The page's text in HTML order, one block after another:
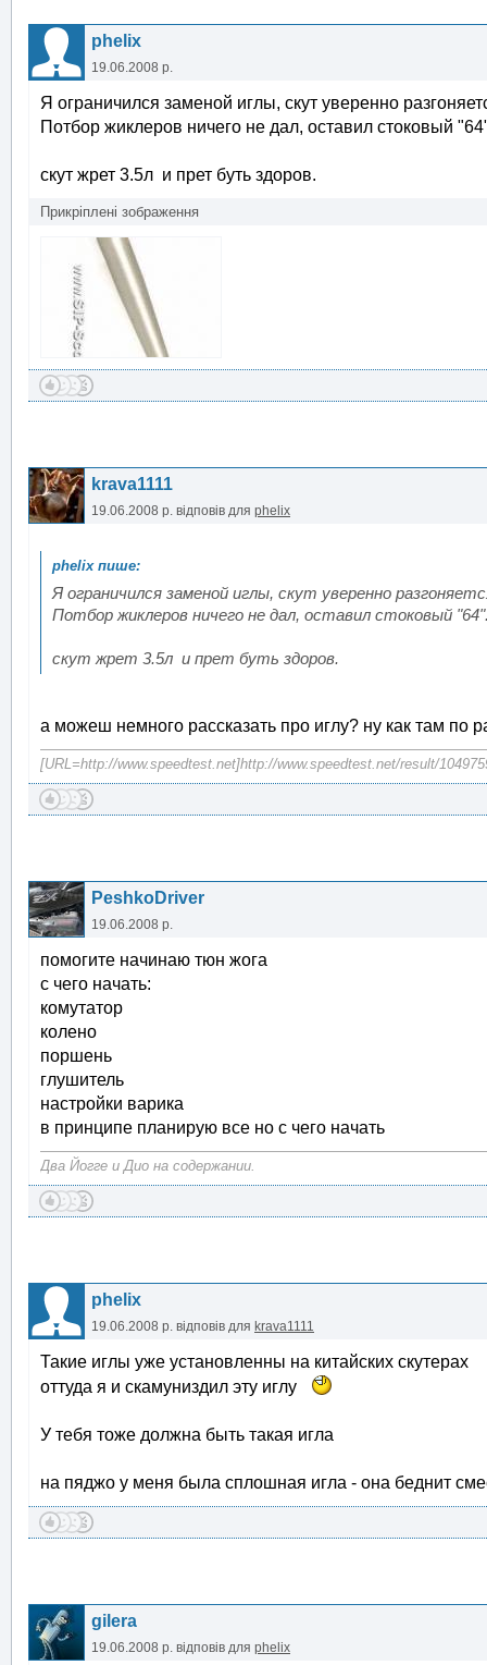
phelix
19.06.2008 р.
Я ограничился заменой иглы, скут уверенно
Потбор жиклеров ничего не дал, оставил стоковый
скут жрет 3.5л и прет буть здоров.
Прикріплені зображення
krava1111
19.06.2008 р. відповів для phelix
Я ограничился заменой иглы, скут уверенно
Потбор жиклеров ничего не дал, оставил стоковый
скут жрет 3.5л и прет буть здоров.
а можеш немного рассказать про иглу? ну как там по
[URL=http://www.speedtest.net]http://www.speedtest.net/result/
PeshkoDriver
19.06.2008 р.
помогите начинаю тюн жога
с чего начать:
комутатор
колено
поршень
глушитель
настройки варика
в принципе планирую все но с чего начать
Два Йогге и Дио на содержании.
phelix
19.06.2008 р. відповів для krava1111
Такие иглы уже установленны на китайских скутерах
оттуда я и скамуниздил эту иглу
У тебя тоже должна быть такая игла
на пяджо у меня была сплошная игла - она беднит
gilera
19.06.2008 р. відповів для phelix